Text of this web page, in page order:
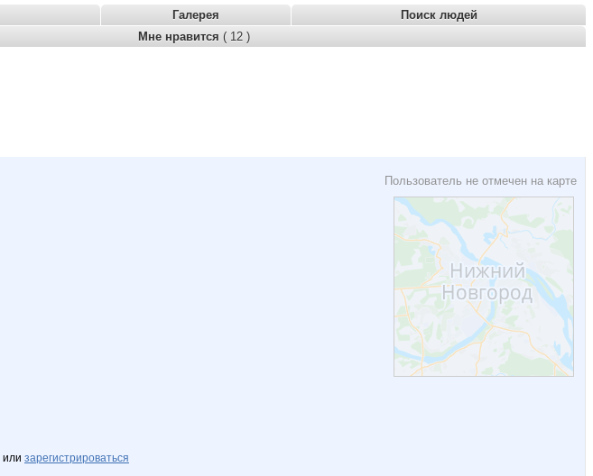
Галерея
Поиск людей
Мне нравится ( 12 )
Пользователь не отмечен на карте
или зарегистрироваться